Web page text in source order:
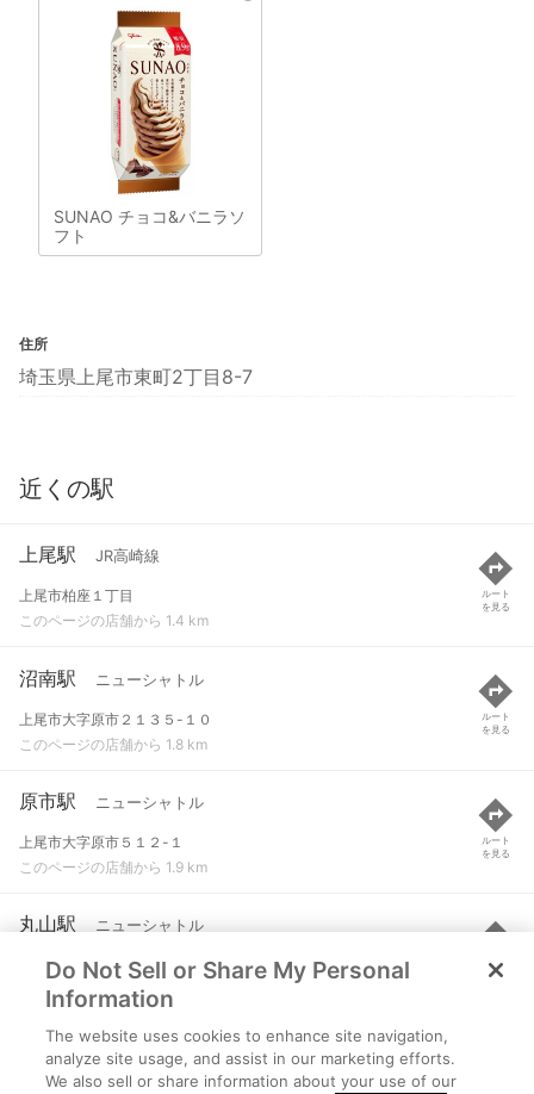
SUNAO チョコ&バニラソ
フト
住所
埼玉県上尾市東町2丁目8-7
近くの駅
上尾駅 JR高崎線
上尾市柏座１丁目
このページの店舗から 1.4 km
ルート
を見る
沼南駅 ニューシャトル
上尾市大字原市２１３５-１０
このページの店舗から 1.8 km
ルート
を見る
原市駅 ニューシャトル
上尾市大字原市５１２-１
このページの店舗から 1.9 km
ルート
を見る
丸山駅 ニューシャトル
北足立郡伊奈町大字小室２８９-１
このページの店舗から 2.1 km
ルート
を見る
吉野原駅 ニューシャトル
さいたま市北区吉野町１-４０４-２
Do Not Sell or Share My Personal
Information
The website uses cookies to enhance site navigation,
analyze site usage, and assist in our marketing efforts.
We also sell or share information about your use of our